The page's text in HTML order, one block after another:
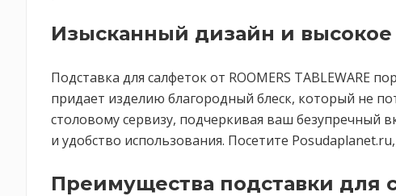
Изысканный дизайн и высокое
Подставка для салфеток от ROOMERS
придает изделию благородный блеск, который не
столовому сервизу, подчеркивая ваш безупречный
и удобство использования. Посетите
Преимущества подставки для